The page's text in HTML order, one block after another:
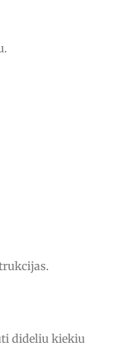
dideliu kiekiu